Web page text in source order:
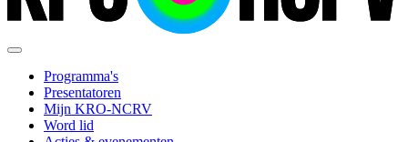
Programma's
Presentatoren
Mijn KRO-NCRV
Word lid